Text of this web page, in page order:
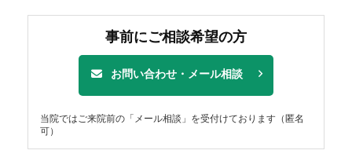
事前にご相談希望の方
お問い合わせ・メール相談
当院ではご来院前の「メール相談」を受付けております（匿名
可）